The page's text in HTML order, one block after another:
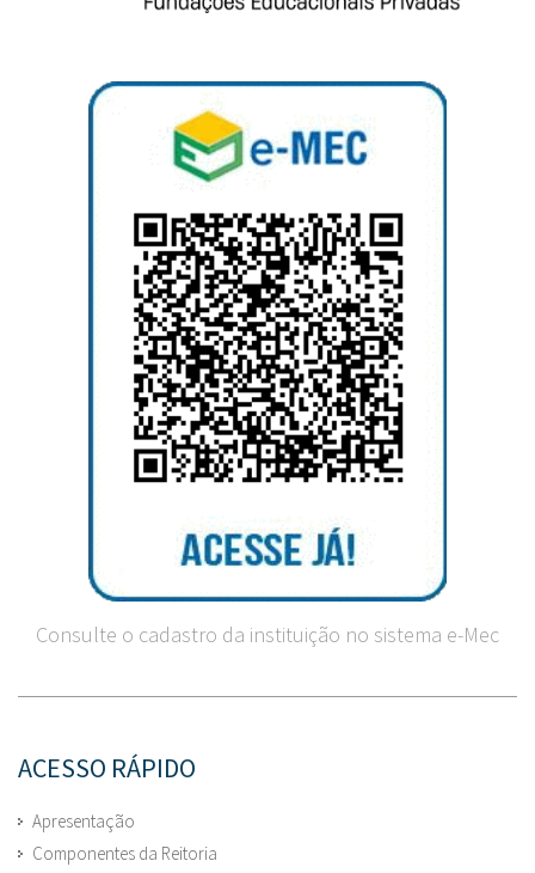
Consulte o cadastro da instituição no sistema e-Mec
ACESSO RÁPIDO
Apresentação
Componentes da Reitoria